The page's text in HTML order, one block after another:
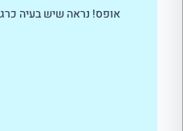
אופס! נראה שיש בעיה